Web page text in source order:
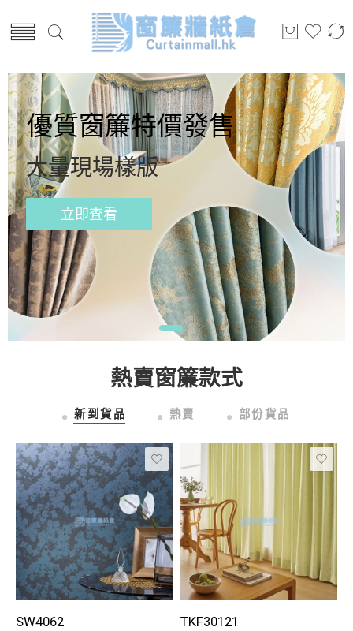
質窗簾特價發售
大量現場樣版
立即查看
熱賣窗簾款式
新到貨品 熱賣 部份貨品
SW4062 TKF30121